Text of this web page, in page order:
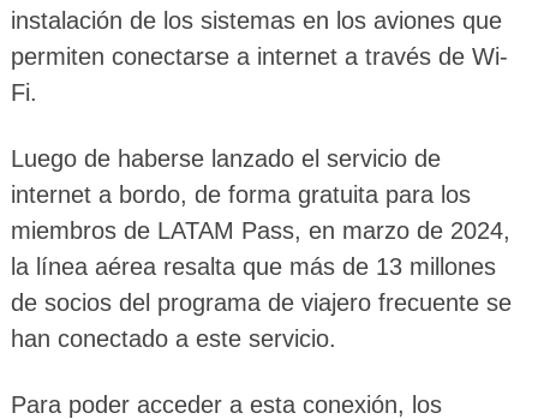
instalación de los sistemas en los aviones que
permiten conectarse a internet a través de Wi-
Fi.
Luego de haberse lanzado el servicio de
internet a bordo, de forma gratuita para los
miembros de LATAM Pass, en marzo de 2024,
la línea aérea resalta que más de 13 millones
de socios del programa de viajero frecuente se
han conectado a este servicio.
Para poder acceder a esta conexión, los